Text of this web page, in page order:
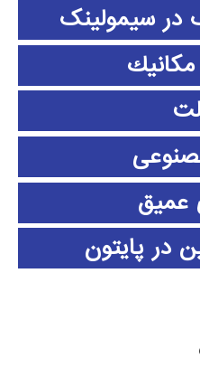
در سیمولینک
عمیق
در پایتون